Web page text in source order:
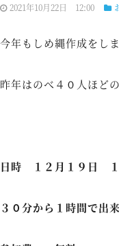
2021年10月22日 12:00
今年もしめ縄作成をし
昨年はのべ４０人ほど
日時 １２月１９日 １
３０分から１時間で出